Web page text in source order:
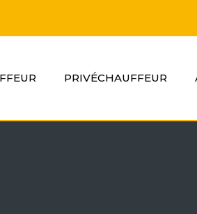
PRIVÉCHAUFFEUR